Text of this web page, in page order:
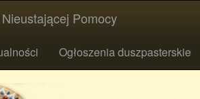
Pomocy
Ogłoszenia duszpasterskie